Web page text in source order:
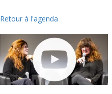
Retour à l'agenda